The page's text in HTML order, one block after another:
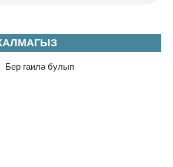
Бер гаилә булып